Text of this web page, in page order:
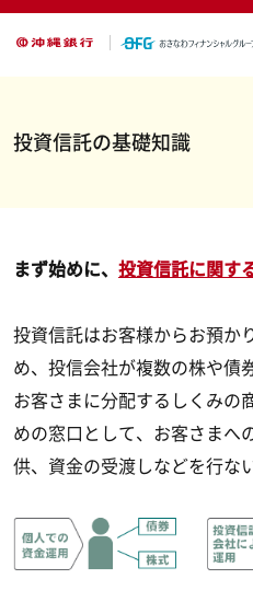
投資信託の基礎知識
まず始めに、 投資信託に関す
投資信託はお客様からお預か
め、投信会社が複数の株や債
お客さまに分配するしくみの
めの窓口として、お客さまへ
供、資金の受渡しなどを行な